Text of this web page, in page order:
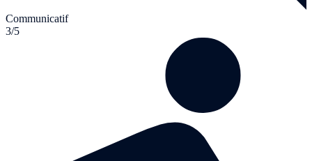
Communicatif
3/5